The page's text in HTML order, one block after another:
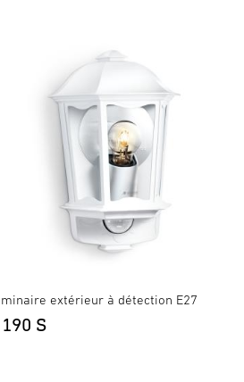
extérieur à détection E27
S